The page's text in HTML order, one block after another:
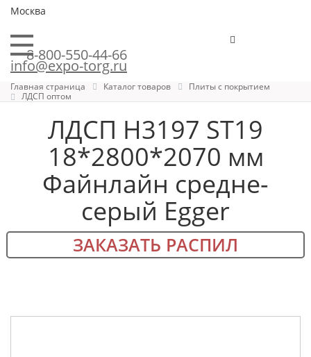
Москва
8-800-550-44-66
info@expo-torg.ru
Главная страница Каталог товаров
Плиты с покрытием
ЛДСП оптом
ЛДСП H3197 ST19
18*2800*2070 мм
Файнлайн средне-
серый Egger
ЗАКАЗАТЬ РАСПИЛ